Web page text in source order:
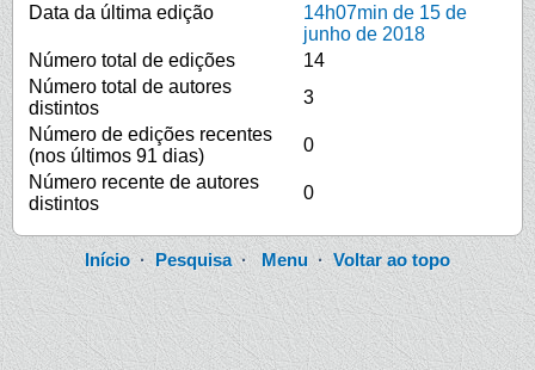
Data da última edição
14h07min de 15 de
junho de 2018
Número total de edições
14
Número total de autores
distintos
3
Número de edições recentes
(nos últimos 91 dias)
0
Número recente de autores
distintos
0
Início· Pesquisa·Menu ·Voltar ao topo